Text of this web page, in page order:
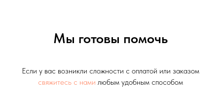
Мы готовы помочь
Если у вас возникли сложности с оплатой или заказом
свяжитесь с нами любым удобным способом